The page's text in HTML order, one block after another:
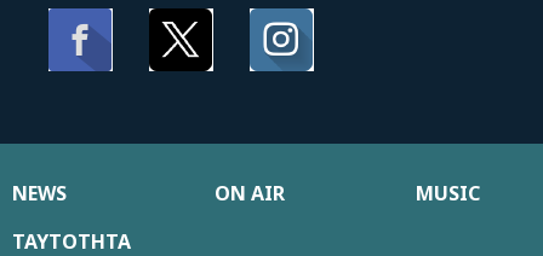
NEWS ON AIR
MUSIC
ΤΑΥΤΟΤΗΤΑ